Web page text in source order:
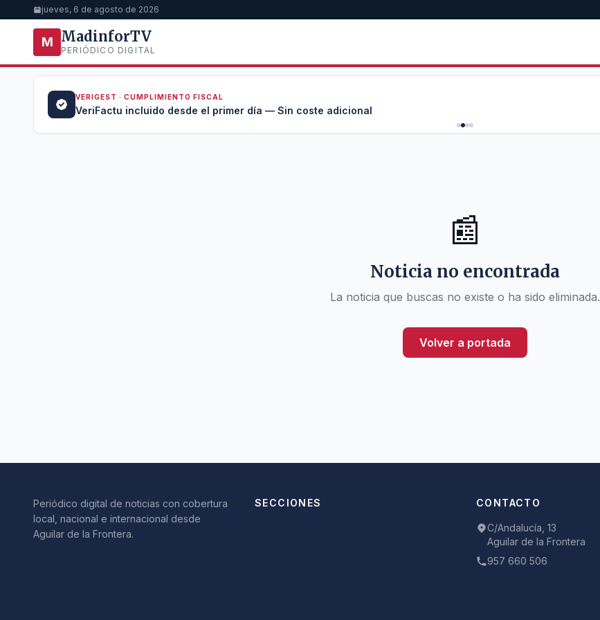
jueves, 6 de agosto de 2026
M MadinforTV
PERIÓDICO DIGITAL
VERIGEST · CUMPLIMIENTO FISCAL
VeriFactu incluido desde el primer día — Sin coste adicional
📰
Noticia no encontrada
La noticia que buscas no existe o ha sido eliminada.
Volver a portada
Periódico digital de noticias con cobertura
local, nacional e internacional desde
Aguilar de la Frontera.
SECCIONES CONTACTO
C/Andalucía, 13
Aguilar de la Frontera
957 660 506